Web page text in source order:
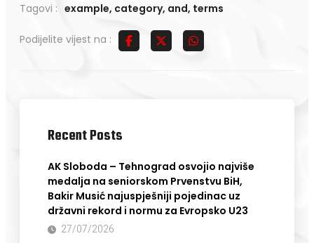
Tagovi : example, category, and, terms
Podijelite vijest na :
Recent Posts
AK Sloboda – Tehnograd osvojio najviše
medalja na seniorskom Prvenstvu BiH,
Bakir Musić najuspješniji pojedinac uz
državni rekord i normu za Evropsko U23
27/07/2026